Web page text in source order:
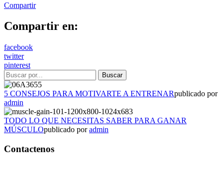
Compartir
Compartir en:
facebook
twitter
pinterest
5 CONSEJOS PARA MOTIVARTE A ENTRENARpublicado por
admin
TODO LO QUE NECESITAS SABER PARA GANAR
MÚSCULOpublicado poradmin
Contactenos